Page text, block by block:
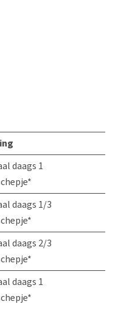
daags 1
daags 1/3
daags 2/3
daags 1